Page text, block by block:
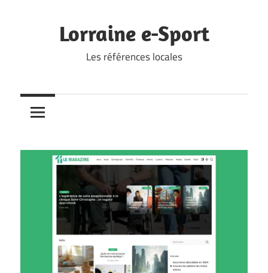
Lorraine e-Sport
Les références locales